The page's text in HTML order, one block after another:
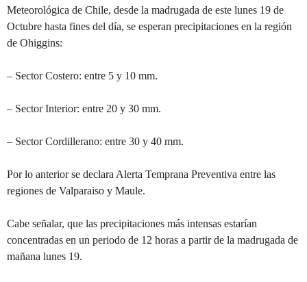
Meteorológica de Chile, desde la madrugada de este lunes 19 de
Octubre hasta fines del día, se esperan precipitaciones en la región
de Ohiggins:
– Sector Costero: entre 5 y 10 mm.
– Sector Interior: entre 20 y 30 mm.
– Sector Cordillerano: entre 30 y 40 mm.
Por lo anterior se declara Alerta Temprana Preventiva entre las
regiones de Valparaiso y Maule.
Cabe señalar, que las precipitaciones más intensas estarían
concentradas en un periodo de 12 horas a partir de la madrugada de
mañana lunes 19.